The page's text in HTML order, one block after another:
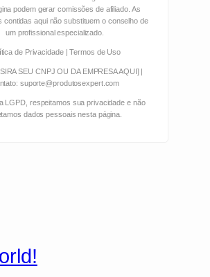
podem gerar comissões de afiliado. As
contidas aqui não substituem o conselho de
um profissional especializado.
de Privacidade | Termos de Uso
SEU CNPJ OU DA EMPRESA AQUI] |
suporte@produtosexpert.com
LGPD, respeitamos sua privacidade e não
dados pessoais nesta página.